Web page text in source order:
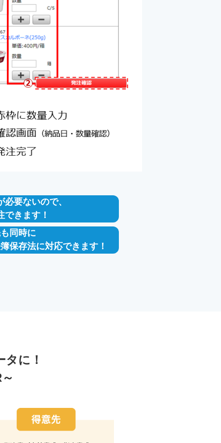
要ないので、
できます！
同時に
保存法に対応できます！
に！